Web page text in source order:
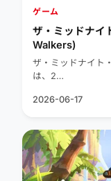
ゲーム
ザ・ミッドナ
Walkers)
ザ・ミッドナイト
は、2…
2026-06-17